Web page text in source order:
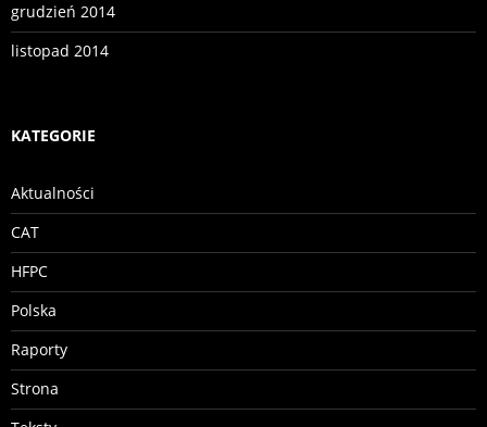
grudzień 2014
listopad 2014
KATEGORIE
Aktualności
CAT
HFPC
Polska
Raporty
Strona